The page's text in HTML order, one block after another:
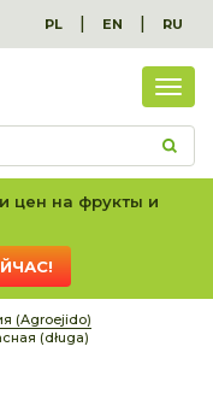
PL | EN | RU
вес
цен на фрукты и
(Agroejido)
(długa)